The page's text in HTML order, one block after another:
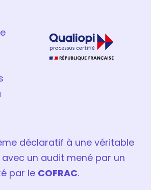
déclaratif à une véritable
un audit mené par un
par le COFRAC.